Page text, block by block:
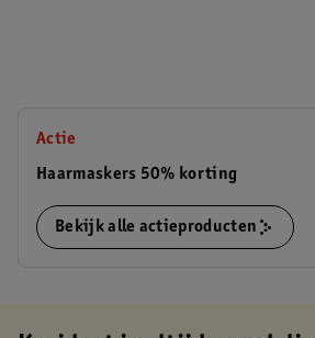
Actie
Haarmaskers 50% korting
Bekijk alle actieproducten